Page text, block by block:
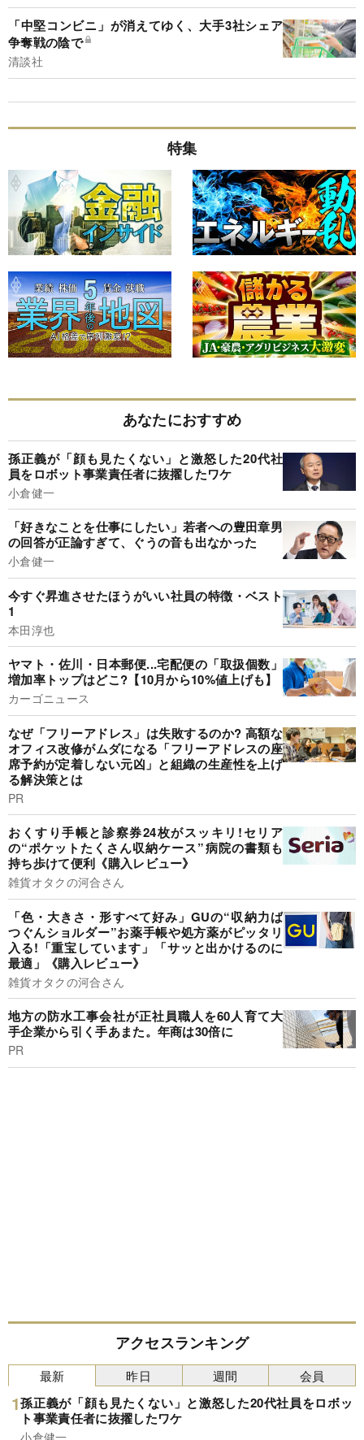
「中堅コンビニ」が消えてゆく、大手3社シェア
争奪戦の陰で
清談社
特集
あなたにおすすめ
孫正義が「顔も見たくない」と激怒した20代社
員をロボット事業責任者に抜擢したワケ
小倉健一
「好きなことを仕事にしたい」若者への豊田章男
の回答が正論すぎて、ぐうの音も出なかった
小倉健一
今すぐ昇進させたほうがいい社員の特徴・ベスト
1
本田淳也
ヤマト・佐川・日本郵便...宅配便の「取扱個数」
増加率トップはどこ?【10月から10%値上げも】
カーゴニュース
なぜ「フリーアドレス」は失敗するのか? 高額な
オフィス改修がムダになる「フリーアドレスの座
席予約が定着しない元凶」と組織の生産性を上げ
る解決策とは
PR
おくすり手帳と診察券24枚がスッキリ!セリア
の“ポケットたくさん収納ケース”病院の書類も
持ち歩けて便利《購入レビュー》
雑貨オタクの河合さん
「色・大きさ・形すべて好み」GUの“収納力ば
つぐんショルダー”お薬手帳や処方薬がピッタリ
入る!「重宝しています」「サッと出かけるのに
最適」《購入レビュー》
雑貨オタクの河合さん
地方の防水工事会社が正社員職人を60人育て大
手企業から引く手あまた。年商は30倍に
PR
アクセスランキング
最新
孫正義が「顔も見たくない」と激怒した20代社員をロボッ
ト事業責任者に抜擢したワケ
小倉健一
昨日 週間 会員